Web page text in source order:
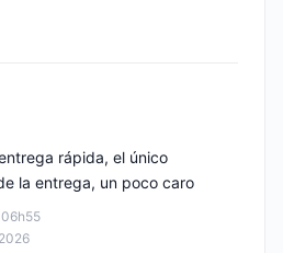
rápida, el único
la entrega, un poco caro